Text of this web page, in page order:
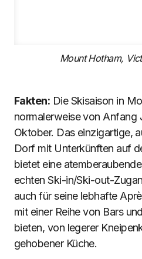
Mount Hotham,
Fakten: Die Skisaison in
normalerweise von Anfang
Oktober. Das einzigartige,
Dorf mit Unterkünften auf
bietet eine
echten Ski-in/Ski-out-
auch für seine lebhafte
mit einer Reihe von Bars
bieten, von legerer
gehobener Küche.